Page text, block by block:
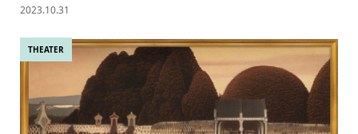
2023.10.31
THEATER